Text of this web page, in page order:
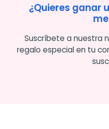
¿Quieres ganar
Suscríbete a nuestra
regalo especial en tu